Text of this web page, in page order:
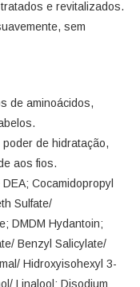
e revitalizados.
sem
de aminoácidos,
de hidratação,
aos fios.
Cocamidopropyl
Sulfate/
DMDM Hydantoin;
Benzyl Salicylate/
Hidroxyisohexyl 3-
Linalool; Disodium